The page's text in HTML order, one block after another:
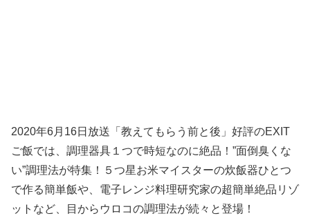
2020年6月16日放送「教えてもらう前と後」好評のEXIT
ご飯では、調理器具１つで時短なのに絶品！”面倒臭くな
い”調理法が特集！５つ星お米マイスターの炊飯器ひとつ
で作る簡単飯や、電子レンジ料理研究家の超簡単絶品リゾ
ットなど、目からウロコの調理法が続々と登場！